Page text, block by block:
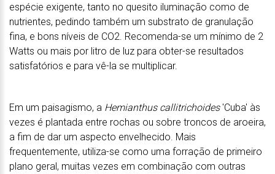
espécie exigente, tanto no quesito iluminação como de
nutrientes, pedindo também um substrato de granulação
fina, e bons níveis de CO2. Recomenda-se um mínimo de 2
Watts ou mais por litro de luz para obter-se resultados
satisfatórios e para vê-la se multiplicar.
Em um paisagismo, a Hemianthus callitrichoides'Cuba' às
vezes é plantada entre rochas ou sobre troncos de aroeira,
a fim de dar um aspecto envelhecido. Mais
frequentemente, utiliza-se como uma forração de primeiro
plano geral, muitas vezes em combinação com outras